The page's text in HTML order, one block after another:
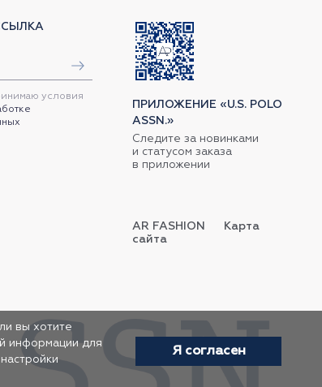
условия
ПРИЛОЖЕНИЕ «U.S. POLO
ASSN.»
Следите за новинками
и статусом заказа
в приложении
AR FASHION
Карта
сайта
вы хотите
информации для
Я согласен